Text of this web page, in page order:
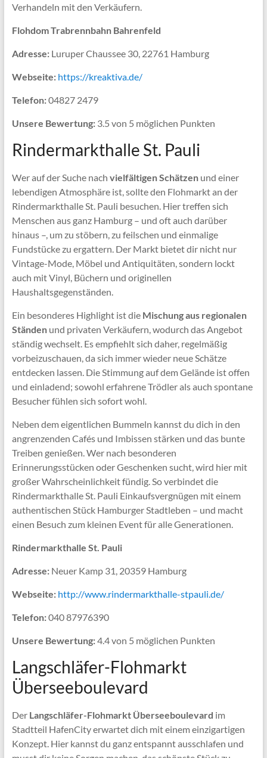
Verhandeln mit den Verkäufern.
Flohdom Trabrennbahn Bahrenfeld
Adresse:Luruper Chaussee 30, 22761 Hamburg
Webseite: https://kreaktiva.de/
Telefon:04827 2479
Unsere Bewertung:3.5 von 5 möglichen Punkten
Rindermarkthalle St. Pauli
Wer auf der Suche nach vielfältigen Schätzenund einer
lebendigen Atmosphäre ist, sollte den Flohmarkt an der
Rindermarkthalle St. Pauli besuchen. Hier treffen sich
Menschen aus ganz Hamburg – und oft auch darüber
hinaus –, um zu stöbern, zu feilschen und einmalige
Fundstücke zu ergattern. Der Markt bietet dir nicht nur
Vintage-Mode, Möbel und Antiquitäten, sondern lockt
auch mit Vinyl, Büchern und originellen
Haushaltsgegenständen.
Ein besonderes Highlight ist die Mischung aus regionalen
Ständenund privaten Verkäufern, wodurch das Angebot
ständig wechselt. Es empfiehlt sich daher, regelmäßig
vorbeizuschauen, da sich immer wieder neue Schätze
entdecken lassen. Die Stimmung auf dem Gelände ist offen
und einladend; sowohl erfahrene Trödler als auch spontane
Besucher fühlen sich sofort wohl.
Neben dem eigentlichen Bummeln kannst du dich in den
angrenzenden Cafés und Imbissen stärken und das bunte
Treiben genießen. Wer nach besonderen
Erinnerungsstücken oder Geschenken sucht, wird hier mit
großer Wahrscheinlichkeit fündig. So verbindet die
Rindermarkthalle St. Pauli Einkaufsvergnügen mit einem
authentischen Stück Hamburger Stadtleben – und macht
einen Besuch zum kleinen Event für alle Generationen.
Rindermarkthalle St. Pauli
Adresse:Neuer Kamp 31, 20359 Hamburg
Webseite: http://www.rindermarkthalle-stpauli.de/
Telefon:040 87976390
Unsere Bewertung:4.4 von 5 möglichen Punkten
Langschläfer-Flohmarkt
Überseeboulevard
Der Langschläfer-Flohmarkt Überseeboulevard im
Stadtteil HafenCity erwartet dich mit einem einzigartigen
Konzept. Hier kannst du ganz entspannt ausschlafen und